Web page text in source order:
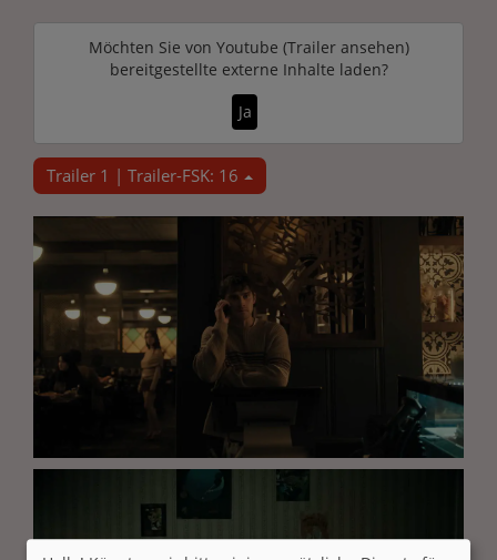
Möchten Sie von Youtube (Trailer ansehen)
bereitgestellte externe Inhalte laden?
Ja
Trailer 1 | Trailer-FSK: 16